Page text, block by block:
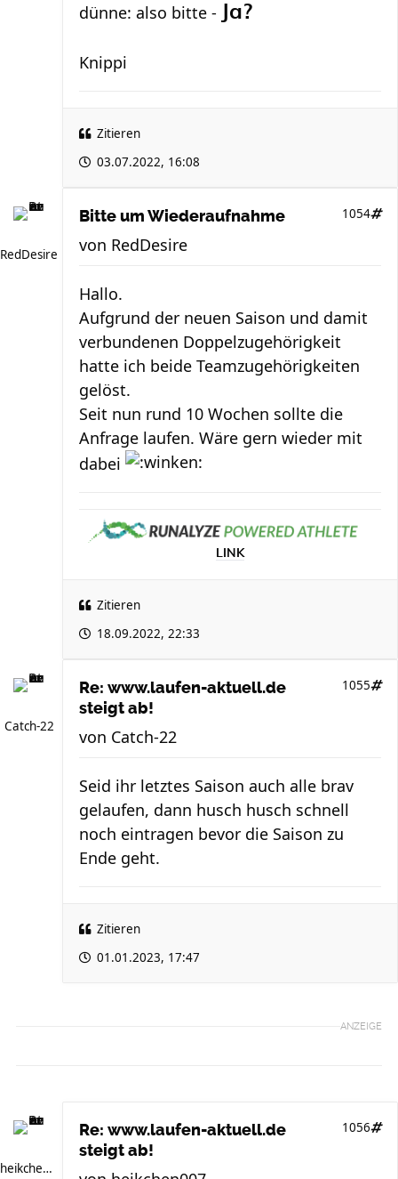
dünne: also bitte -
Ja?
Knippi
Zitieren
03.07.2022, 16:08
RedDesire
Bitte um Wiederaufnahme 1054
von RedDesire
Hallo.
Aufgrund der neuen Saison und damit
verbundenen Doppelzugehörigkeit
hatte ich beide Teamzugehörigkeiten
gelöst.
Seit nun rund 10 Wochen sollte die
Anfrage laufen. Wäre gern wieder mit
dabei
LINK
Zitieren
18.09.2022, 22:33
Catch-22
Re: www.laufen-aktuell.de
steigt ab!
1055
von Catch-22
Seid ihr letztes Saison auch alle brav
gelaufen, dann husch husch schnell
noch eintragen bevor die Saison zu
Ende geht.
Zitieren
01.01.2023, 17:47
ANZEIGE
heikchen007
Re: www.laufen-aktuell.de
steigt ab!
1056